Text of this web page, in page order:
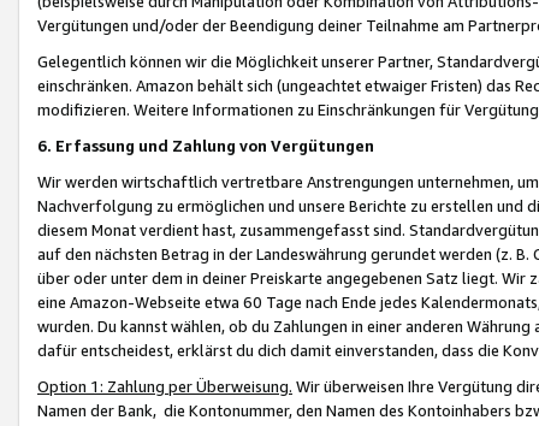
Vergütungen und/oder der Beendigung deiner Teilnahme am
Gelegentlich können wir die Möglichkeit unserer Partner,
einschränken. Amazon behält sich (ungeachtet etwaiger Fristen) das
modifizieren. Weitere Informationen zu Einschränkungen für
6. Erfassung und Zahlung von Vergütungen
Wir werden wirtschaftlich vertretbare Anstrengungen unternehmen,
Nachverfolgung zu ermöglichen und unsere Berichte zu erstellen und
diesem Monat verdient hast, zusammengefasst sind.
auf den nächsten Betrag in der Landeswährung gerundet werden (z.
über oder unter dem in deiner Preiskarte angegebenen Satz liegt.
eine Amazon-Webseite etwa 60 Tage nach Ende jedes
wurden. Du kannst wählen, ob du Zahlungen in einer anderen
dafür entscheidest, erklärst du dich damit einverstanden, dass die
Option 1: Zahlung per Überweisung. Wir überweisen Ihre Vergütung
Namen der Bank, die Kontonummer, den Namen des Kontoinhabers